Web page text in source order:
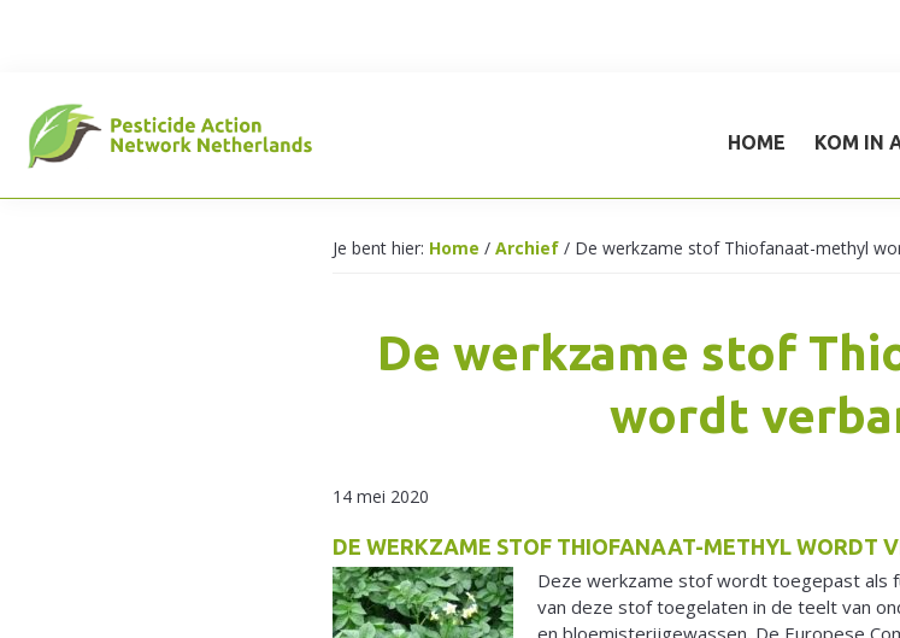
inhoud
HOME KOM IN
Je bent hier: Home / Archief /De werkzame stof Thiofanaat-methyl
De werkzame stof
wordt
14 mei 2020
DE WERKZAME STOF THIOFANAAT-METHYL WORDT
Deze werkzame stof wordt toegepast als
van deze stof toegelaten in de teelt van